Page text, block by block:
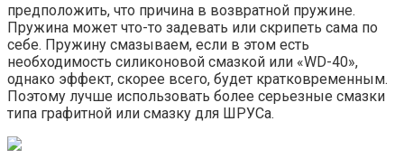
предположить, что причина в возвратной пружине.
Пружина может что-то задевать или скрипеть сама по
себе. Пружину смазываем, если в этом есть
необходимость силиконовой смазкой или «WD-40»,
однако эффект, скорее всего, будет кратковременным.
Поэтому лучше использовать более серьезные смазки
типа графитной или смазку для ШРУСа.